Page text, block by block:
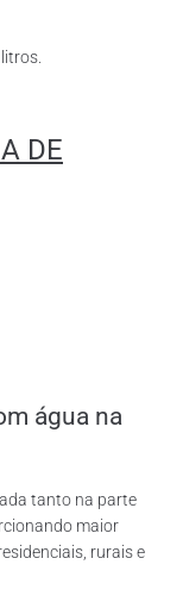
DE
água na
tanto na parte
maior
rurais e